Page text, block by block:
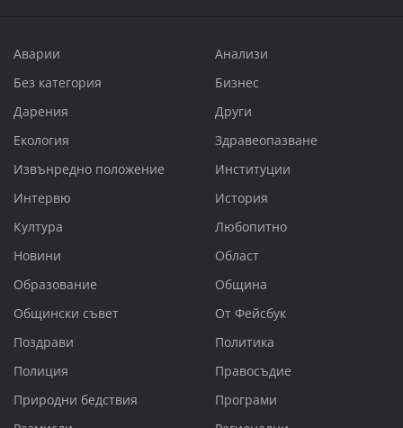
Аварии
Анализи
Без категория
Бизнес
Дарения
Други
Екология
Здравеопазване
Извънредно положение
Институции
Интервю
История
Култура
Любопитно
Новини
Област
Образование
Община
Общински съвет
От Фейсбук
Поздрави
Политика
Полиция
Правосъдие
Природни бедствия
Програми